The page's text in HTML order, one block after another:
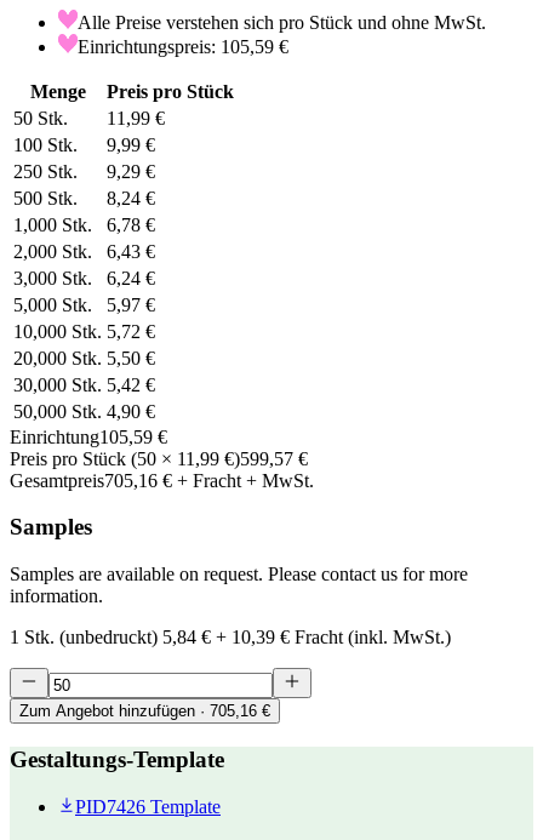
Alle Preise verstehen sich pro Stück und ohne MwSt.
Einrichtungspreis: 105,59 €
Menge
Preis pro Stück
50 Stk.
11,99 €
100 Stk.
9,99 €
250 Stk.
9,29 €
500 Stk.
8,24 €
1,000 Stk.
6,78 €
2,000 Stk.
6,43 €
3,000 Stk.
6,24 €
5,000 Stk.
5,97 €
10,000 Stk. 5,72 €
20,000 Stk. 5,50 €
30,000 Stk. 5,42 €
50,000 Stk. 4,90 €
Einrichtung105,59 €
Preis pro Stück (50 × 11,99 €)599,57 €
Gesamtpreis705,16 € + Fracht + MwSt.
Samples
Samples are available on request. Please contact us for more
information.
1 Stk. (unbedruckt) 5,84 € + 10,39 € Fracht (inkl. MwSt.)
Zum Angebot hinzufügen · 705,16 €
Gestaltungs-Template
PID7426 Template